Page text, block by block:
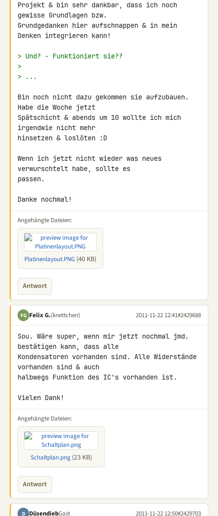
Projekt & bin sehr dankbar, dass ich noch
gewisse Grundlagen bzw.
Grundgedanken hier aufschnappen & in mein
Denken integrieren kann!
> Und? - Funktioniert sie??
>
> ...
Bin noch nicht dazu gekommen sie aufzubauen.
Habe die Woche jetzt
Spätschicht & abends um 10 wollte ich mich
irgendwie nicht mehr
hinsetzen & loslöten :D
Wenn ich jetzt nicht wieder was neues
verwurschtelt habe, sollte es
passen.
Danke nochmal!
Angehängte Dateien:
Platinenlayout.PNG (40 KB)
Antwort
FG Felix G.(knettchen) 2011-11-22 12:41#2429688
Sou. Wäre super, wenn mir jetzt nochmal jmd.
bestätigen kann, dass alle
Kondensatoren vorhanden sind. Alle Widerstände
vorhanden sind & auch
halbwegs Funktion des IC's vorhanden ist.
Vielen Dank!
Angehängte Dateien:
Schaltplan.png(23 KB)
Antwort
D DüsendiebGast 2011-11-22 12:50#2429703